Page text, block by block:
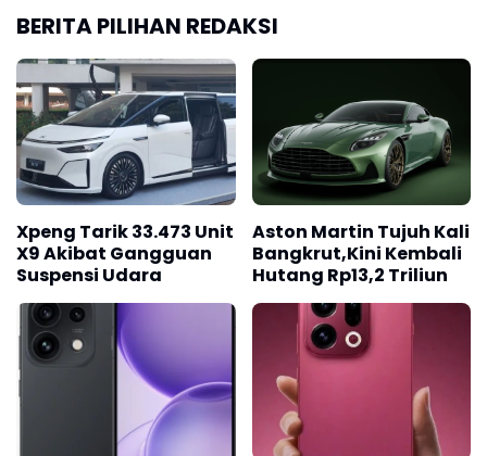
BERITA PILIHAN REDAKSI
Xpeng Tarik 33.473 Unit
X9 Akibat Gangguan
Suspensi Udara
Aston Martin Tujuh Kali
Bangkrut,Kini Kembali
Hutang Rp13,2 Triliun